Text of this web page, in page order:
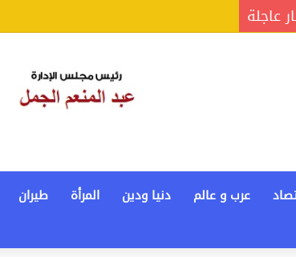
عاجلة
عرب و عالم دنيا ودين المرأة طيران